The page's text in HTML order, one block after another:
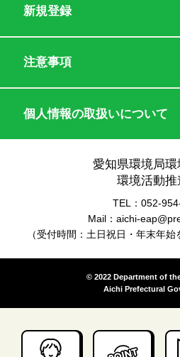
新規登録
注意事項
個人情報の取扱いについて
愛知県環境局環
環境活動推
TEL：052-
Mail：aichi-
（受付時間：土日祝日・年末年始
© 2022 Department of
Aichi Prefectural